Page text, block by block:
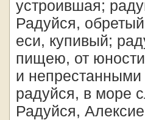
устроившая;
Радуйся,
еси, купивый;
пищею, от
и непрестанными
радуйся, в море
Радуйся,